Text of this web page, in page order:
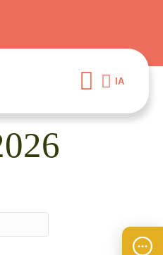
IA
complétion sont